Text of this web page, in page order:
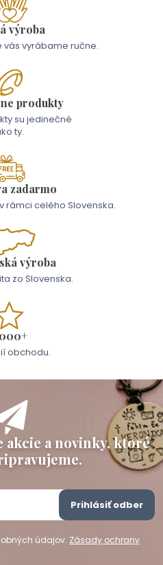
výroba
vás vyrábame ručne.
produkty
su jedinečné
ty.
zadarmo
v rámci celého Slovenska.
výroba
zo Slovenska.
obchodu.
akcie a novinky, ktoré
údajov. Zásady ochrany
Prihlásiť odber